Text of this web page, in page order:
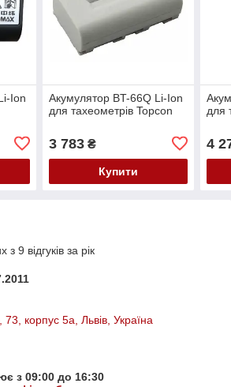
Ion
Акумулятор BT-66Q Li-Ion
для тахеометрів Topcon
3 783₴
Купити
для
4
9 відгуків за рік
корпус 5а, Львів, Україна
з 09:00 до 16:30